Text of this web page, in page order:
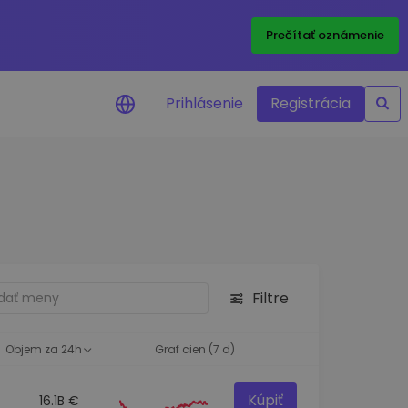
Prečítať oznámenie
príležitosti
pre optimálny
Prihlásenie Registrácia
Filtre
Objem za 24h Graf cien (7 d)
16.1B € Kúpiť